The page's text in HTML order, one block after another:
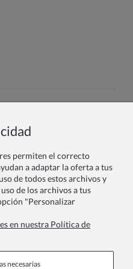
permiten el correcto
a adaptar la oferta a tus
de todos estos archivos y
de los archivos a tus
"Personalizar
en nuestra Política de
necesarias